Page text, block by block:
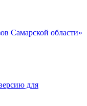
Самарской области»
для